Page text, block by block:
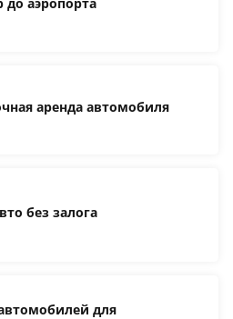
аренда автомобиля
без залога
для